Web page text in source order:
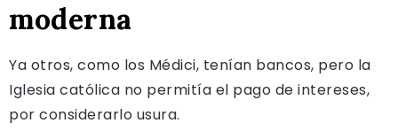
moderna
Ya otros, como los Médici, tenían bancos, pero la
Iglesia católica no permitía el pago de intereses,
por considerarlo usura.